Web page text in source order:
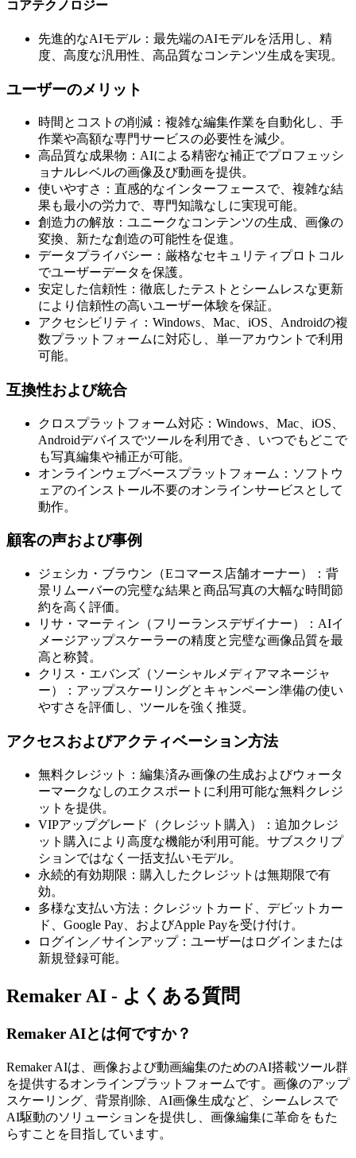
コアテクノロジー
先進的なAIモデル：最先端のAIモデルを活用し、精
度、高度な汎用性、高品質なコンテンツ生成を実現。
ユーザーのメリット
時間とコストの削減：複雑な編集作業を自動化し、手
作業や高額な専門サービスの必要性を減少。
高品質な成果物：AIによる精密な補正でプロフェッシ
ョナルレベルの画像及び動画を提供。
使いやすさ：直感的なインターフェースで、複雑な結
果も最小の労力で、専門知識なしに実現可能。
創造力の解放：ユニークなコンテンツの生成、画像の
変換、新たな創造の可能性を促進。
データプライバシー：厳格なセキュリティプロトコル
でユーザーデータを保護。
安定した信頼性：徹底したテストとシームレスな更新
により信頼性の高いユーザー体験を保証。
アクセシビリティ：Windows、Mac、iOS、Androidの複
数プラットフォームに対応し、単一アカウントで利用
可能。
互換性および統合
クロスプラットフォーム対応：Windows、Mac、iOS、
Androidデバイスでツールを利用でき、いつでもどこで
も写真編集や補正が可能。
オンラインウェブベースプラットフォーム：ソフトウ
ェアのインストール不要のオンラインサービスとして
動作。
顧客の声および事例
ジェシカ・ブラウン（Eコマース店舗オーナー）：背
景リムーバーの完璧な結果と商品写真の大幅な時間節
約を高く評価。
リサ・マーティン（フリーランスデザイナー）：AIイ
メージアップスケーラーの精度と完璧な画像品質を最
高と称賛。
クリス・エバンズ（ソーシャルメディアマネージャ
ー）：アップスケーリングとキャンペーン準備の使い
やすさを評価し、ツールを強く推奨。
アクセスおよびアクティベーション方法
無料クレジット：編集済み画像の生成およびウォータ
ーマークなしのエクスポートに利用可能な無料クレジ
ットを提供。
VIPアップグレード（クレジット購入）：追加クレジ
ット購入により高度な機能が利用可能。サブスクリプ
ションではなく一括支払いモデル。
永続的有効期限：購入したクレジットは無期限で有
効。
多様な支払い方法：クレジットカード、デビットカー
ド、Google Pay、およびApple Payを受け付け。
ログイン／サインアップ：ユーザーはログインまたは
新規登録可能。
Remaker AI - よくある質問
Remaker AIとは何ですか？
Remaker AIは、画像および動画編集のためのAI搭載ツール群
を提供するオンラインプラットフォームです。画像のアップ
スケーリング、背景削除、AI画像生成など、シームレスで
AI駆動のソリューションを提供し、画像編集に革命をもた
らすことを目指しています。